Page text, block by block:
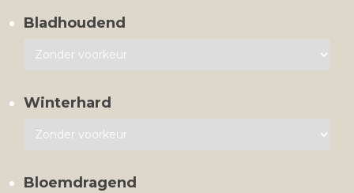
Bladhoudend
Winterhard
Bloemdragend